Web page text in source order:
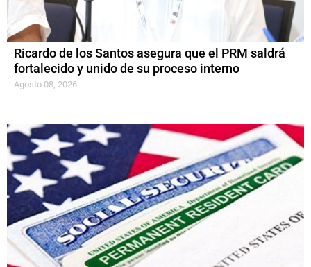
Ricardo de los Santos asegura que el PRM saldrá
fortalecido y unido de su proceso interno
Agosto 08, 2026